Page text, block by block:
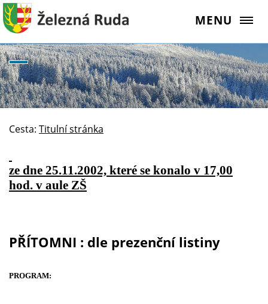
MENU
Cesta: Titulní stránka
ze dne 25.11.2002, které se konalo v 17,00
hod. v aule ZŠ
PŘÍTOMNI : dle prezenční listiny
PROGRAM: